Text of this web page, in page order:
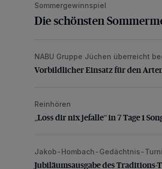
Sommergewinnspiel
Die schönsten
Vorbildlicher Einsatz für den
NABU Gruppe Jüchen überreicht
Vorbildlicher Einsatz für den
„Loss dir nix jefalle“ in 7 Tage 1
Reinhören
„Loss dir nix jefalle“ in 7 Tage 1
Jubiläumsausgabe des
Jakob-Hombach-Gedächtnis-
Jubiläumsausgabe des